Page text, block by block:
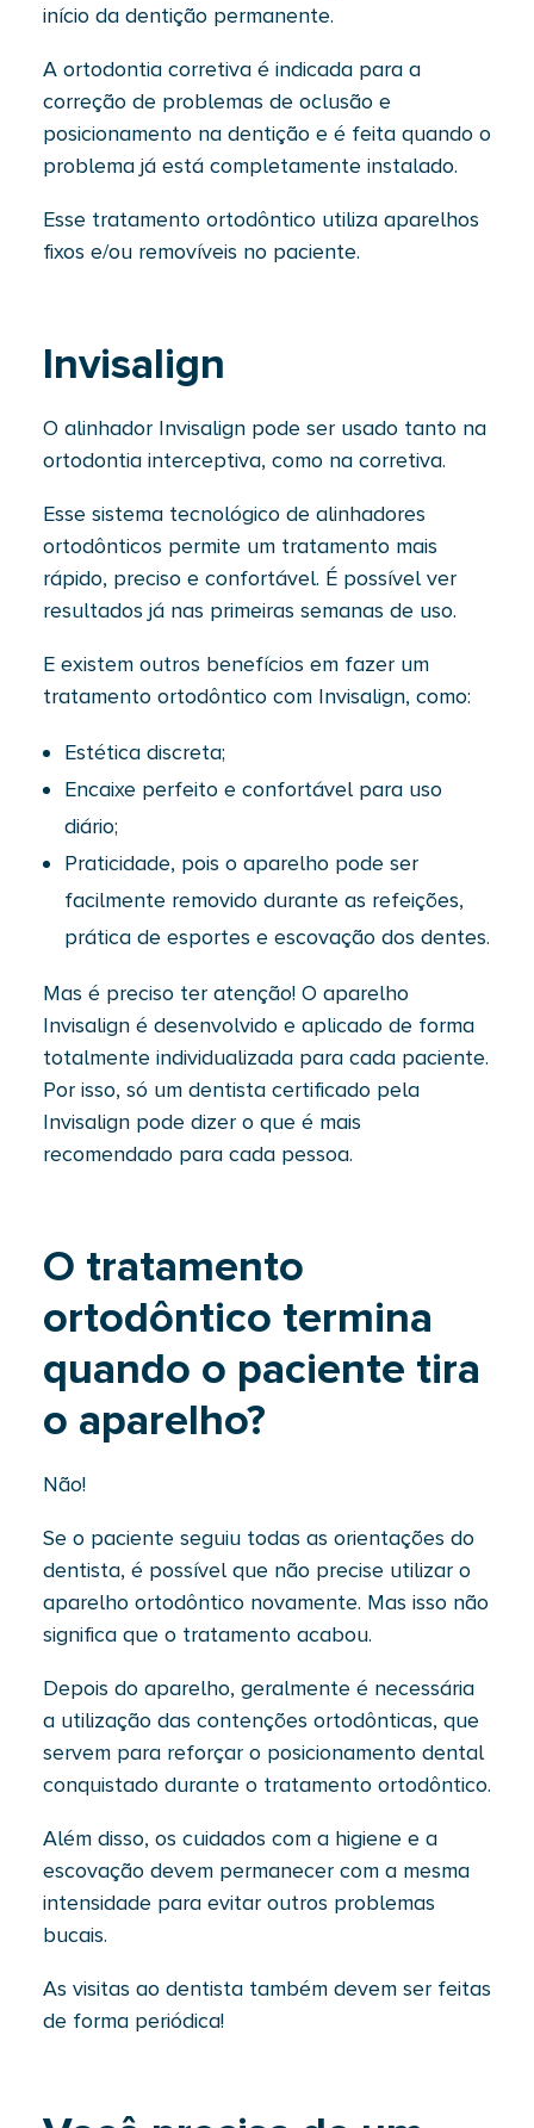
início da dentição permanente.
A ortodontia corretiva é indicada para a
correção de problemas de oclusão e
posicionamento na dentição e é feita quando o
problema já está completamente instalado.
Esse tratamento ortodôntico utiliza aparelhos
fixos e/ou removíveis no paciente.
Invisalign
O alinhador Invisalign pode ser usado tanto na
ortodontia interceptiva, como na corretiva.
Esse sistema tecnológico de alinhadores
ortodônticos permite um tratamento mais
rápido, preciso e confortável. É possível ver
resultados já nas primeiras semanas de uso.
E existem outros benefícios em fazer um
tratamento ortodôntico com Invisalign, como:
Estética discreta;
Encaixe perfeito e confortável para uso
diário;
Praticidade, pois o aparelho pode ser
facilmente removido durante as refeições,
prática de esportes e escovação dos dentes.
Mas é preciso ter atenção! O aparelho
Invisalign é desenvolvido e aplicado de forma
totalmente individualizada para cada paciente.
Por isso, só um dentista certificado pela
Invisalign pode dizer o que é mais
recomendado para cada pessoa.
O tratamento
ortodôntico termina
quando o paciente tira
o aparelho?
Não!
Se o paciente seguiu todas as orientações do
dentista, é possível que não precise utilizar o
aparelho ortodôntico novamente. Mas isso não
significa que o tratamento acabou.
Depois do aparelho, geralmente é necessária
a utilização das contenções ortodônticas, que
servem para reforçar o posicionamento dental
conquistado durante o tratamento ortodôntico.
Além disso, os cuidados com a higiene e a
escovação devem permanecer com a mesma
intensidade para evitar outros problemas
bucais.
As visitas ao dentista também devem ser feitas
de forma periódica!